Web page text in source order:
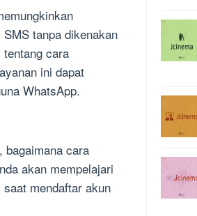
tanpa dikenakan
cara
ini dapat
WhatsApp.
bagaimana cara
akan mempelajari
mendaftar akun